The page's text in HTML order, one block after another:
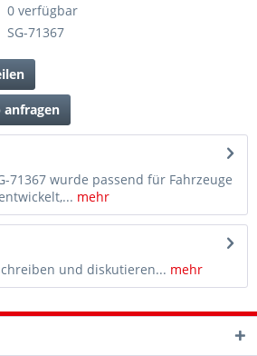
0 verfügbar
SG-71367
anfragen
71367 wurde passend für Fahrzeuge
mehr
und diskutieren... mehr